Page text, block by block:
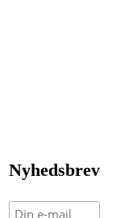
Nyhedsbrev